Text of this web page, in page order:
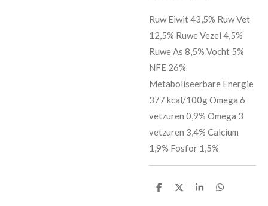
Ruw Eiwit 43,5% Ruw Vet
12,5% Ruwe Vezel 4,5%
Ruwe As 8,5% Vocht 5%
NFE 26%
Metaboliseerbare Energie
377 kcal/100g Omega 6
vetzuren 0,9% Omega 3
vetzuren 3,4% Calcium
1,9% Fosfor 1,5%
D
D
S
D